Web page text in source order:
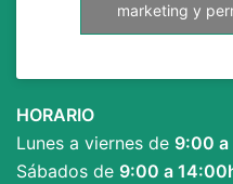
marketing y
HORARIO
Lunes a viernes de 9:00
Sábados de 9:00 a